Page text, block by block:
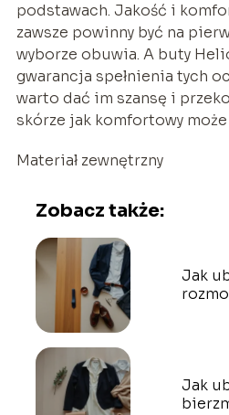
podstawach. Jakość i
zawsze powinny być na
wyborze obuwia. A buty
gwarancja spełnienia tych
warto dać im szansę i
skórze jak komfortowy może
Materiał zewnętrzny
Zobacz także:
Jak
Jak